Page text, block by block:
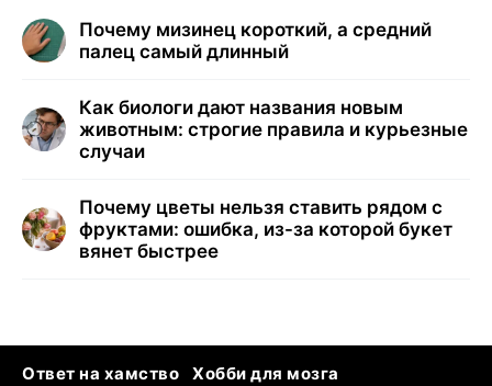
Почему мизинец короткий, а средний
палец самый длинный
Как биологи дают названия новым
животным: строгие правила и курьезные
случаи
Почему цветы нельзя ставить рядом с
фруктами: ошибка, из-за которой букет
вянет быстрее
Ответ на хамство
Хобби для мозга